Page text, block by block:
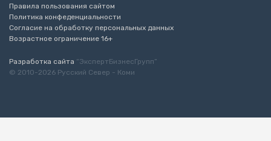
Правила пользования сайтом
Политика конфеденциальности
Согласие на обработку персональных данных
Возрастное ограничение 16+
Разработка сайта “ЭкспертБизнесГрупп”
© 2010-2026 Русский Север - Коми